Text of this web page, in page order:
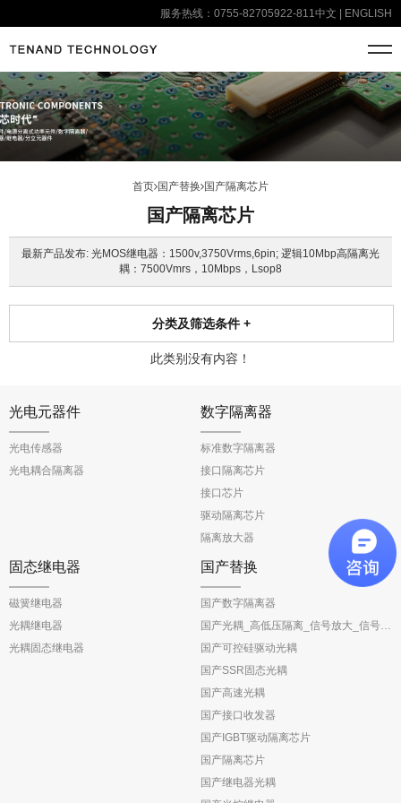
服务热线：0755-82705922-811中文 ENGLISH
首页 国产替换 国产隔离芯片
国产隔离芯片
最新产品发布: 光MOS继电器：1500v,3750Vrms,6pin; 逻辑10Mbp高隔离光
耦：7500Vmrs，10Mbps，Lsop8
分类及筛选条件 +
此类别没有内容！
光电元器件
光电传感器
光电耦合隔离器
数字隔离器
标准数字隔离器
接口隔离芯片
接口芯片
驱动隔离芯片
隔离放大器
固态继电器
磁簧继电器
光耦继电器
光耦固态继电器
国产替换
国产数字隔离器
国产光耦_高低压隔离_信号放大_信号反馈
国产可控硅驱动光耦
国产SSR固态光耦
国产高速光耦
国产接口收发器
国产IGBT驱动隔离芯片
国产隔离芯片
国产继电器光耦